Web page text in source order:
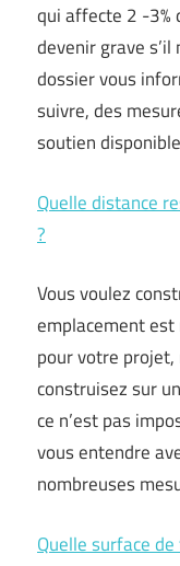
qui affecte 2 -3%
devenir grave
dossier vous
suivre, des
soutien
Quelle distance
?
Vous voulez
emplacement est
pour votre
construisez sur
ce n’est pas
vous entendre
nombreuses
Quelle surface